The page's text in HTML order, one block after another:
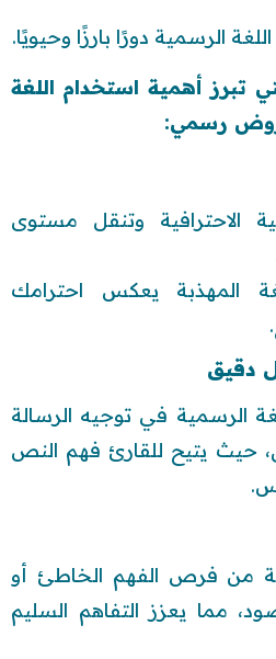
الرسمية دورًا بارزًا وحيويًا.
تبرز أهمية استخدام اللغة
رسمي:
الاحترافية وتنقل مستوى
المهذبة يعكس احترامك
دقيق
الرسمية في توجيه الرسالة
حيث يتيح للقارئ فهم النص
من فرص الفهم الخاطئ أو
مما يعزز التفاهم السليم